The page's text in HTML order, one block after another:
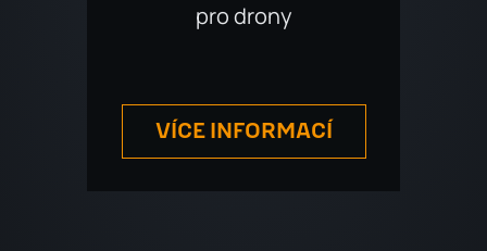
pro drony
VÍCE INFORMACÍ